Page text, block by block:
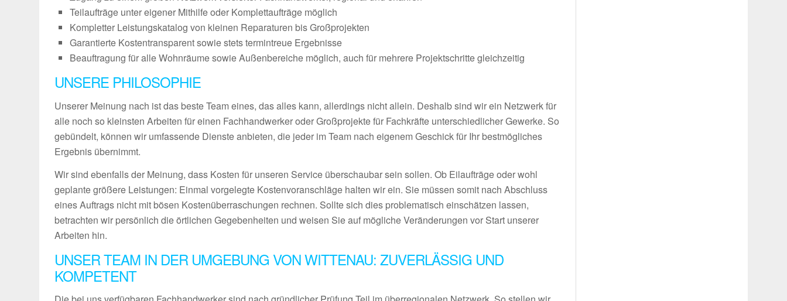
Teilaufträge unter eigener Mithilfe oder Komplettaufträge möglich
Kompletter Leistungskatalog von kleinen Reparaturen bis Großprojekten
Garantierte Kostentransparent sowie stets termintreue Ergebnisse
Beauftragung für alle Wohnräume sowie Außenbereiche möglich, auch für mehrere Projektschritte gleichzeitig
UNSERE PHILOSOPHIE
Unserer Meinung nach ist das beste Team eines, das alles kann, allerdings nicht allein. Deshalb sind wir ein Netzwerk für
alle noch so kleinsten Arbeiten für einen Fachhandwerker oder Großprojekte für Fachkräfte unterschiedlicher Gewerke. So
gebündelt, können wir umfassende Dienste anbieten, die jeder im Team nach eigenem Geschick für Ihr bestmögliches
Ergebnis übernimmt.
Wir sind ebenfalls der Meinung, dass Kosten für unseren Service überschaubar sein sollen. Ob Eilaufträge oder wohl
geplante größere Leistungen: Einmal vorgelegte Kostenvoranschläge halten wir ein. Sie müssen somit nach Abschluss
eines Auftrags nicht mit bösen Kostenüberraschungen rechnen. Sollte sich dies problematisch einschätzen lassen,
betrachten wir persönlich die örtlichen Gegebenheiten und weisen Sie auf mögliche Veränderungen vor Start unserer
Arbeiten hin.
UNSER TEAM IN DER UMGEBUNG VON WITTENAU: ZUVERLÄSSIG UND
KOMPETENT